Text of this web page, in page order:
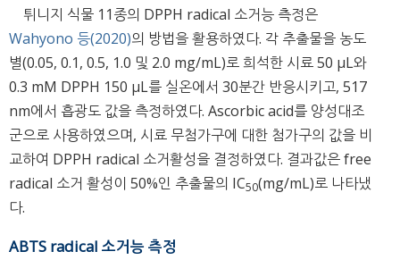
튀니지 식물 11종의 DPPH radical 소거능 측정은
Wahyono 등(2020)의 방법을 활용하였다. 각 추출물을 농도
별(0.05, 0.1, 0.5, 1.0 및 2.0 mg/mL)로 희석한 시료 50 μL와
0.3 mM DPPH 150 μL를 실온에서 30분간 반응시키고, 517
nm에서 흡광도 값을 측정하였다. Ascorbic acid를 양성대조
군으로 사용하였으며, 시료 무첨가구에 대한 첨가구의 값을 비
교하여 DPPH radical 소거활성을 결정하였다. 결과값은 free
radical 소거 활성이 50%인 추출물의 IC50(mg/mL)로 나타냈
다.
ABTS radical 소거능 측정